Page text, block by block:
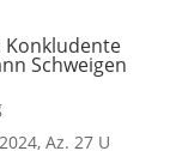
Konkludente
Schweigen
Az. 27 U